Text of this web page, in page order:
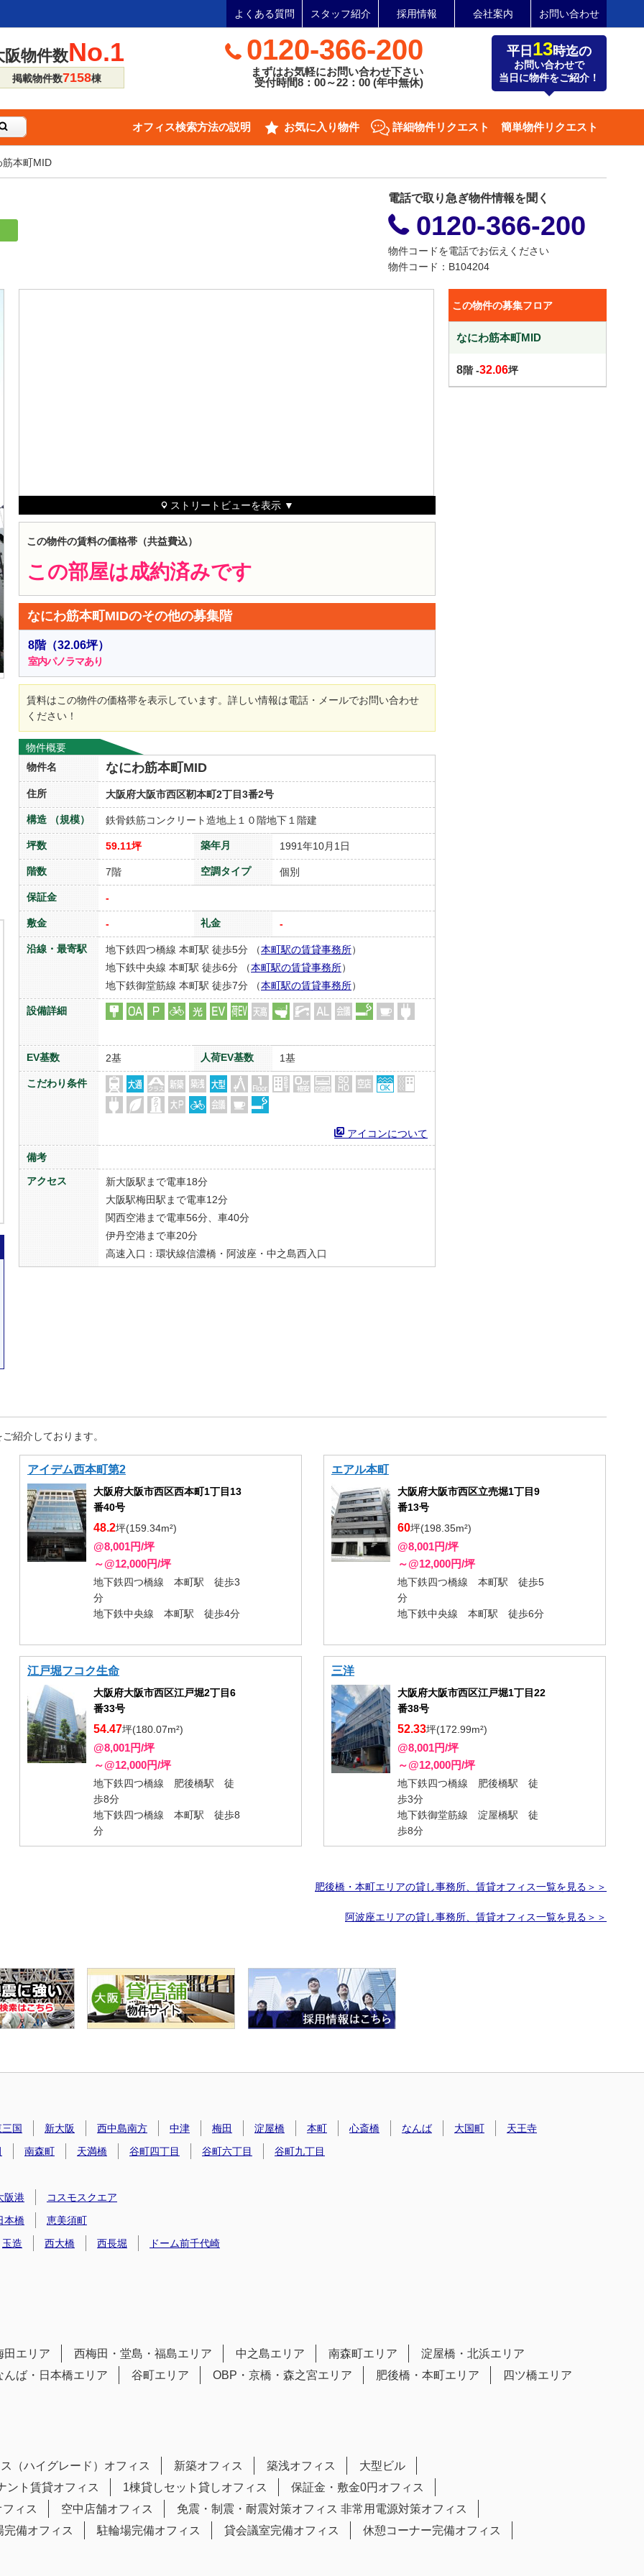
よくある質問 スタッフ紹介 採用情報 会社案内 お問い合わせ
阪物件数No.1
掲載物件数7158棟
0120-366-200
まずはお気軽にお問い合わせ下さい
受付時間8：00～22：00 (年中無休)
平日 13時迄の
お問い合わせで
当日に物件をご紹介！
オフィス検索方法の説明 お気に入り物件 詳細物件リクエスト 簡単物件リクエスト
本町MID
電話で取り急ぎ物件情報を聞く
0120-366-200
物件コードを電話でお伝えください
物件コード：B104204
ストリートビューを表示 ▼
この物件の賃料の価格帯（共益費込）
この部屋は成約済みです
なにわ筋本町MIDのその他の募集階
8階（32.06坪）
室内パノラマあり
賃料はこの物件の価格帯を表示しています。詳しい情報は電話・メールでお問い合わせ
ください！
物件概要
物件名
なにわ筋本町MID
住所 大阪府大阪市西区靭本町2丁目3番2号
構造 （規模） 鉄骨鉄筋コンクリート造地上１０階地下１階建
坪数 59.11坪 築年月 1991年10月1日
階数 7階 空調タイプ 個別
保証金 -
敷金 - 礼金 -
沿線・最寄駅 地下鉄四つ橋線 本町駅 徒歩5分 （本町駅の賃貸事務所）
地下鉄中央線 本町駅 徒歩6分 （本町駅の賃貸事務所）
地下鉄御堂筋線 本町駅 徒歩7分 （本町駅の賃貸事務所）
設備詳細
EV基数 2基 人荷EV基数 1基
こだわり条件
アイコンについて
備考
アクセス
新大阪駅まで電車18分
大阪駅梅田駅まで電車12分
関西空港まで電車56分、車40分
伊丹空港まで車20分
高速入口：環状線信濃橋・阿波座・中之島西入口
この物件の募集フロア
なにわ筋本町MID
8階 -32.06坪
紹介しております。
アイデム西本町第2
大阪府大阪市西区西本町1丁目13
番40号
48.2坪(159.34m²)
@8,001円/坪
～@12,000円/坪
地下鉄四つ橋線 本町駅 徒歩3
分
地下鉄中央線 本町駅 徒歩4分
エアル本町
大阪府大阪市西区立売堀1丁目9
番13号
60坪(198.35m²)
@8,001円/坪
～@12,000円/坪
地下鉄四つ橋線 本町駅 徒歩5
分
地下鉄中央線 本町駅 徒歩6分
江戸堀フコク生命
大阪府大阪市西区江戸堀2丁目6
番33号
54.47坪(180.07m²)
@8,001円/坪
～@12,000円/坪
地下鉄四つ橋線 肥後橋駅 徒
歩8分
地下鉄四つ橋線 本町駅 徒歩8
分
三洋
大阪府大阪市西区江戸堀1丁目22
番38号
52.33坪(172.99m²)
@8,001円/坪
～@12,000円/坪
地下鉄四つ橋線 肥後橋駅 徒
歩3分
地下鉄御堂筋線 淀屋橋駅 徒
歩8分
肥後橋・本町エリアの貸し事務所、賃貸オフィス一覧を見る＞＞
阿波座エリアの貸し事務所、賃貸オフィス一覧を見る＞＞
国 新大阪 西中島南方 中津 梅田 淀屋橋 本町 心斎橋 なんば 大国町
天王寺
南森町 天満橋 谷町四丁目 谷町六丁目 谷町九丁目
阪港
コスモスクエア
本橋
恵美須町
玉造
西大橋 西長堀 ドーム前千代崎
田エリア 西梅田・堂島・福島エリア 中之島エリア 南森町エリア
淀屋橋・北浜エリア
んば・日本橋エリア
谷町エリア OBP・京橋・森之宮エリア 肥後橋・本町エリア 四ツ橋エリア
（ハイグレード）オフィス 新築オフィス 築浅オフィス
大型ビル
ント賃貸オフィス
1棟貸しセット貸しオフィス
保証金・敷金0円オフィス
ィス
空中店舗オフィス 免震・制震・耐震対策オフィス 非常用電源対策オフィス
完備オフィス
駐輪場完備オフィス 貸会議室完備オフィス 休憩コーナー完備オフィス